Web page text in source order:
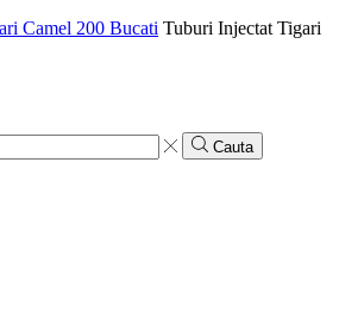
Tuburi Injectat Tigari
Cauta